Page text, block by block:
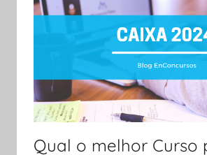
Qual o melhor Curso